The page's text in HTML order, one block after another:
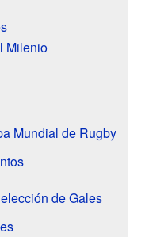
Milenio
Mundial de Rugby
de Gales